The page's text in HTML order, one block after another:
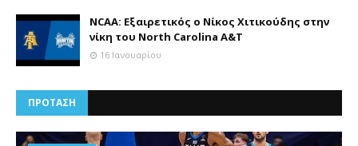
NCAA: Εξαιρετικός ο Νίκος Χιτικούδης στην
νίκη του North Carolina A&Τ
16 Ιανουαρίου
ΠΡΟΤΑΣΗ